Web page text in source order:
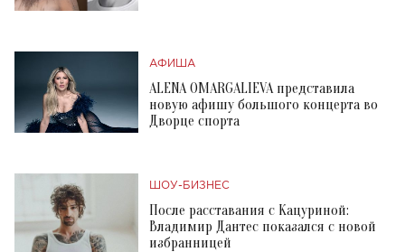
АФИША
ALENA OMARGALIEVA представила
новую афишу большого концерта во
Дворце спорта
ШОУ-БИЗНЕС
После расставания с Кацуриной:
Владимир Дантес показался с новой
избранницей